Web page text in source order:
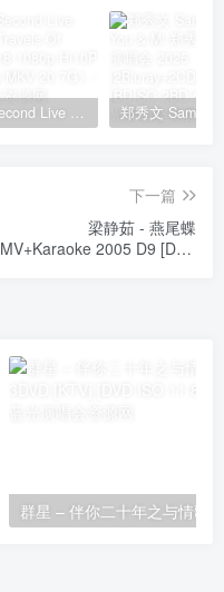
TrySail Second Live Tour “The Travels Of Trysail” 2018 1080p Hi10P flac《BDrip MKV 20.7G》
下一篇
梁静茹 - 燕尾蝶
MV+Karaoke 2005 D9 [DVD